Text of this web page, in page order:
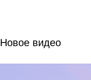
Новое видео